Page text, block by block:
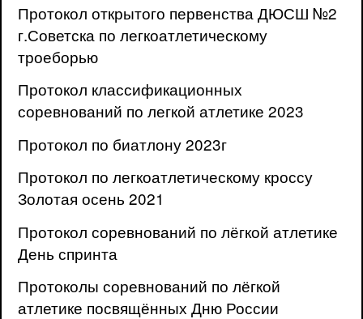
Протокол открытого первенства ДЮСШ №2
г.Советска по легкоатлетическому
троеборью
Протокол классификационных
соревнований по легкой атлетике 2023
Протокол по биатлону 2023г
Протокол по легкоатлетическому кроссу
Золотая осень 2021
Протокол соревнований по лёгкой атлетике
День спринта
Протоколы соревнований по лёгкой
атлетике посвящённых Дню России